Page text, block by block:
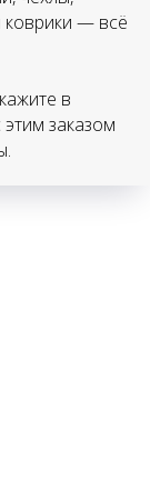
коврики — всё
в
заказом